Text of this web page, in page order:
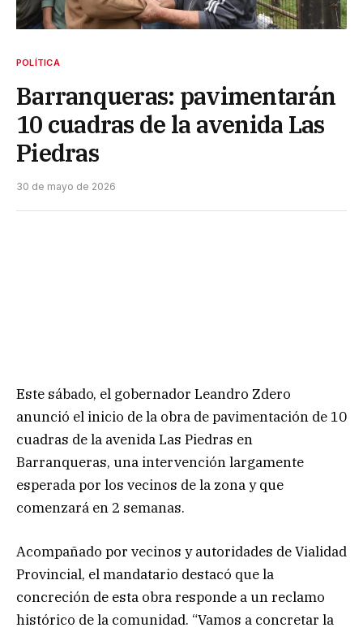
POLÍTICA
Barranqueras: pavimentarán
10 cuadras de la avenida Las
Piedras
30 de mayo de 2026
Este sábado, el gobernador Leandro Zdero
anunció el inicio de la obra de pavimentación de 10
cuadras de la avenida Las Piedras en
Barranqueras, una intervención largamente
esperada por los vecinos de la zona y que
comenzará en 2 semanas.
Acompañado por vecinos y autoridades de Vialidad
Provincial, el mandatario destacó que la
concreción de esta obra responde a un reclamo
histórico de la comunidad. “Vamos a concretar la